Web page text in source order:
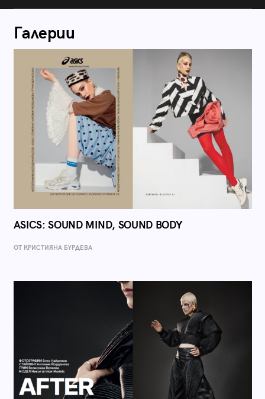
Галерии
ASICS: SOUND MIND, SOUND BODY
ОТ КРИСТИЯНА БУРДЕВА